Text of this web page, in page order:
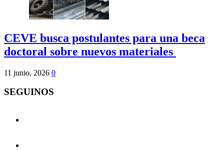
CEVE busca postulantes para una beca
doctoral sobre nuevos materiales
11 junio, 2026 0
SEGUINOS